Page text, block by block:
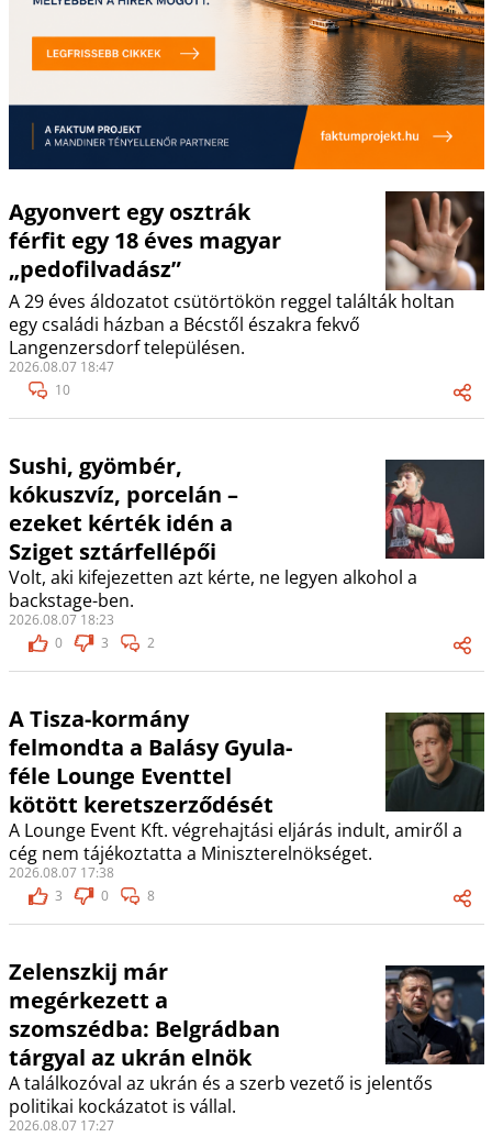
Agyonvert egy osztrák
férfit egy 18 éves magyar
„pedofilvadász”
A 29 éves áldozatot csütörtökön reggel találták holtan
egy családi házban a Bécstől északra fekvő
Langenzersdorf településen.
2026.08.07 18:47
10
Sushi, gyömbér,
kókuszvíz, porcelán –
ezeket kérték idén a
Sziget sztárfellépői
Volt, aki kifejezetten azt kérte, ne legyen alkohol a
backstage-ben.
2026.08.07 18:23
0
3 2
A Tisza-kormány
felmondta a Balásy Gyula-
féle Lounge Eventtel
kötött keretszerződését
A Lounge Event Kft. végrehajtási eljárás indult, amiről a
cég nem tájékoztatta a Miniszterelnökséget.
2026.08.07 17:38
3
0 8
Zelenszkij már
megérkezett a
szomszédba: Belgrádban
tárgyal az ukrán elnök
A találkozóval az ukrán és a szerb vezető is jelentős
politikai kockázatot is vállal.
2026.08.07 17:27